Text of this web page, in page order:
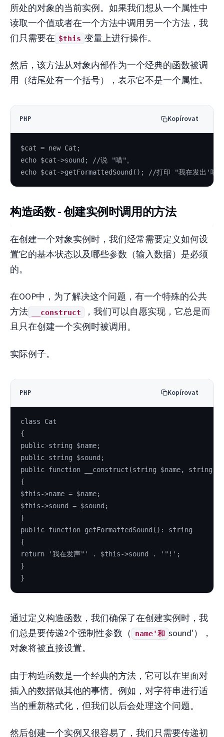
所处的对象的当前实例。如果我们想从一个属性中
读取一个值或者在一个方法中调用另一个方法，我
们只需要在 $this 变量上进行操作。
然后，该方法从对象内部作为一个经典的函数被调
用（结尾处有一个括号），表示它不是一个属性。
PHP Kopírovat
$cat = new Cat;
echo $cat->sound; //说 "喵"。
echo $cat->getFormattedSound(); //打印 "我在发出'喵'
构造函数 - 创建实例时调用的方法
在创建一个对象实例时，我们经常需要定义如何设
置它的基本状态以及哪些参数（输入数据）是必须
的。
在OOP中，为了解决这个问题，有一个特殊的公共
方法
__construct
，我们可以自愿实现，它总是而
且只在创建一个实例时被调用。
实际例子。
PHP Kopírovat
class Cat
{
public string $name;
public string $sound;
public function __construct(string $name, string
{
$this->name = $name;
$this->sound = $sound;
}
public function getFormattedSound(): string
{
return '我在发声"' . $this->sound . '"!';
}
}
通过定义构造函数，我们确保了在创建实例时，我
们总是要传递2个强制性参数（
name'和 sound'），
对象将被直接设置。
由于构造函数是一个经典的方法，它可以在里面对
插入的数据做其他的事情。例如，对字符串进行适
当的重新格式化，但我们以后会处理这个问题。
然后创建一个实例又很容易了，我们只需要传递初